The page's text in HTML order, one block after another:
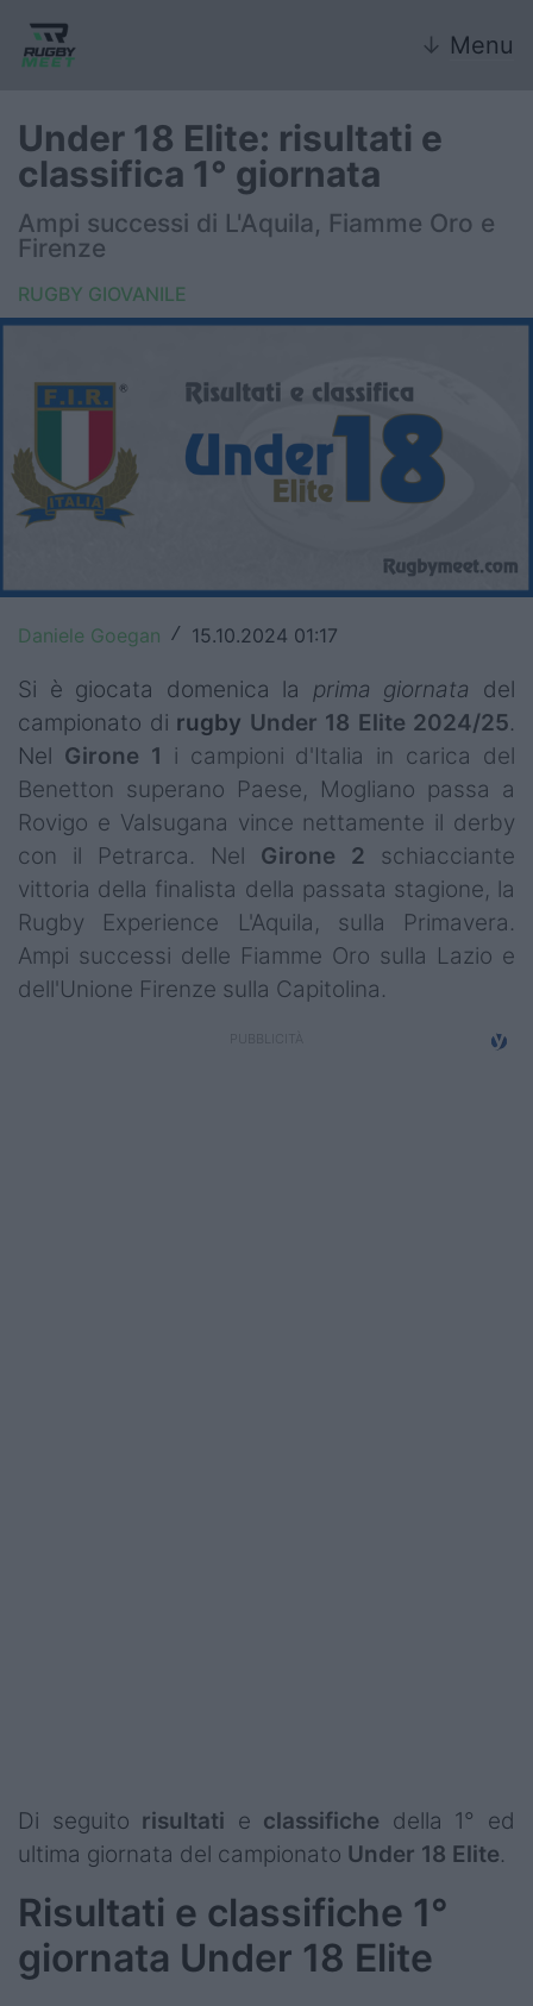
↓ Menu
Nazionali giovanili
Rugby Sevens
Internazionale
6 Nazioni
United Rugby Championship
Challenge Cup
World Rugby
Rugby World Cup
Super Rugby
Rugby in TV
Mercato
Under 18 Elite: risultati e
classifica 1° giornata
Ampi successi di L'Aquila, Fiamme Oro e
Firenze
RUGBY GIOVANILE
Daniele Goegan / 15.10.2024 01:17
Si è giocata domenica la prima giornata del
campionato di rugby Under 18 Elite 2024/25.
Nel Girone 1
i campioni d'Italia in carica del
Benetton superano Paese, Mogliano passa a
Rovigo e Valsugana vince nettamente il derby
con il Petrarca. Nel Girone 2 schiacciante
vittoria della finalista della passata stagione, la
Rugby Experience L'Aquila, sulla Primavera.
Ampi successi delle Fiamme Oro sulla Lazio e
dell'Unione Firenze sulla Capitolina.
Di seguito risultati e classifiche della 1° ed
ultima giornata del campionato Under 18 Elite.
Risultati e classifiche 1°
giornata Under 18 Elite